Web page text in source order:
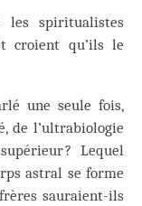
les spiritualistes
croient qu’ils le
une seule fois,
de l’ultrabiologie
? Lequel
astral se forme
sauraient-ils